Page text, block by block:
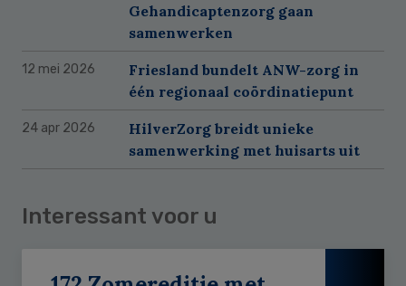
Gehandicaptenzorg gaan
samenwerken
12 mei 2026
Friesland bundelt ANW-zorg in
één regionaal coördinatiepunt
24 apr 2026
HilverZorg breidt unieke
samenwerking met huisarts uit
Interessant voor u